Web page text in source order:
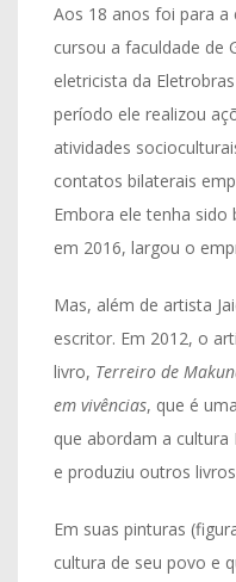
Aos 18 anos foi para a
cursou a faculdade de
eletricista da
período ele realizou
atividades
contatos bilaterais
Embora ele tenha sido
em 2016, largou o
Mas, além de artista
escritor. Em 2012, o
livro, Terreiro de
em vivências, que é
que abordam a cultura
e produziu outros
Em suas pinturas
cultura de seu povo e